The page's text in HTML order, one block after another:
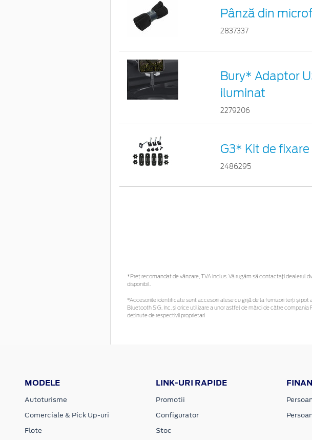
Pânză din
2837337
Bury* Adaptor
iluminat
2279206
G3* Kit de fixare
2486295
*Preţ recomandat de vânzare, TVA inclus. Vă rugăm să contactaţi dealerul
disponibil.
*Accesoriile identificate sunt accesorii alese cu grijă de la furnizori terți și
Bluetooth SIG, Inc. și orice utilizare a unor astfel de mărci de către
deținute de respectivii proprietari
MODELE
Autoturisme
Comerciale & Pick Up-uri
Flote
LINK-URI RAPIDE
Promotii
Configurator
Stoc